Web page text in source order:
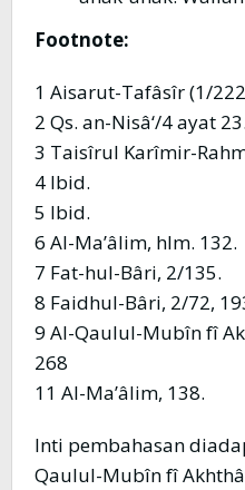
Footnote:
1 Aisarut-Tafâsîr (1/
2 Qs. an-Nisâ‘/4 ayat 23.
3 Taisîrul Karîmir-
4 Ibid.
5 Ibid.
6 Al-Ma’âlim, hlm. 132.
7 Fat-hul-Bâri, 2/135.
8 Faidhul-Bâri, 2/72,
9 Al-Qaulul-Mubîn fî
268
11 Al-Ma’âlim, 138.
Inti pembahasan
Qaulul-Mubîn fî